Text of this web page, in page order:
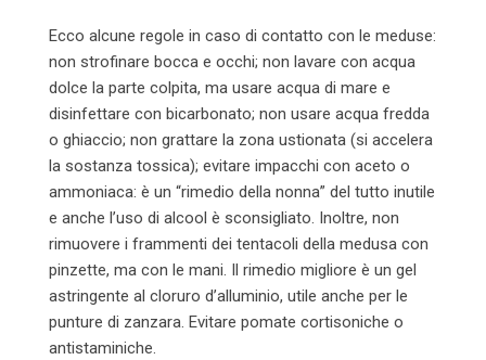
Ecco alcune regole in caso di contatto con le meduse:
non strofinare bocca e occhi; non lavare con acqua
dolce la parte colpita, ma usare acqua di mare e
disinfettare con bicarbonato; non usare acqua fredda
o ghiaccio; non grattare la zona ustionata (si accelera
la sostanza tossica); evitare impacchi con aceto o
ammoniaca: è un “rimedio della nonna” del tutto inutile
e anche l’uso di alcool è sconsigliato. Inoltre, non
rimuovere i frammenti dei tentacoli della medusa con
pinzette, ma con le mani. Il rimedio migliore è un gel
astringente al cloruro d’alluminio, utile anche per le
punture di zanzara. Evitare pomate cortisoniche o
antistaminiche.